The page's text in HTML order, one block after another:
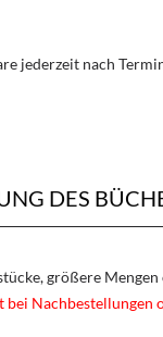
jederzeit nach
DES
größere
bei Nachbestellungen